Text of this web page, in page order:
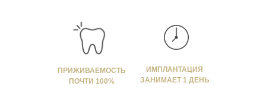
ПРИЖИВАЕМОСТЬ
ПОЧТИ 100%
ИМПЛАНТАЦИЯ
ЗАНИМАЕТ 1 ДЕНЬ